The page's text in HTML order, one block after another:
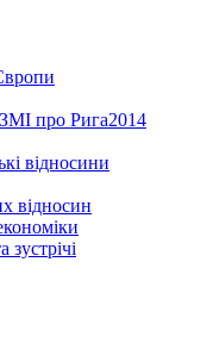
про Рига2014
відносини
відносин